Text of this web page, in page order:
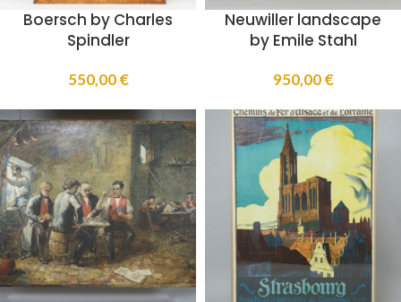
Boersch by Charles
Spindler
550,00€
Neuwiller landscape
by Emile Stahl
950,00€